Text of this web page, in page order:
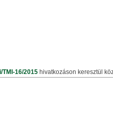
TMI-16/2015 hivatkozáson keresztül